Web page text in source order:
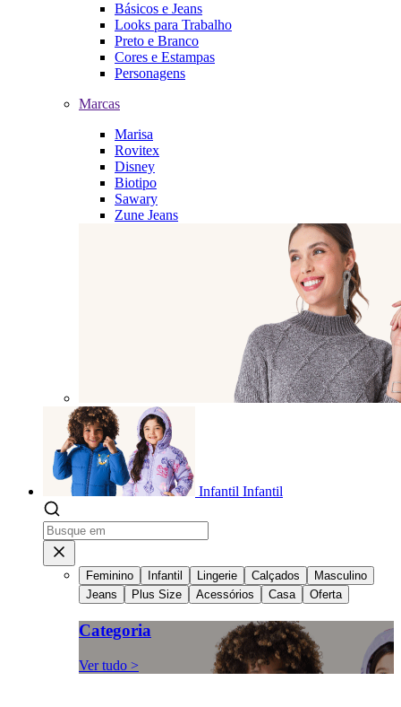
Básicos e Jeans
Looks para Trabalho
Preto e Branco
Cores e Estampas
Personagens
Marcas
Marisa
Rovitex
Disney
Biotipo
Sawary
Zune Jeans
Infantil Infantil
Feminino Infantil Lingerie Calçados
Masculino
Jeans
Plus Size Acessórios Casa Oferta
Categoria
Ver tudo >